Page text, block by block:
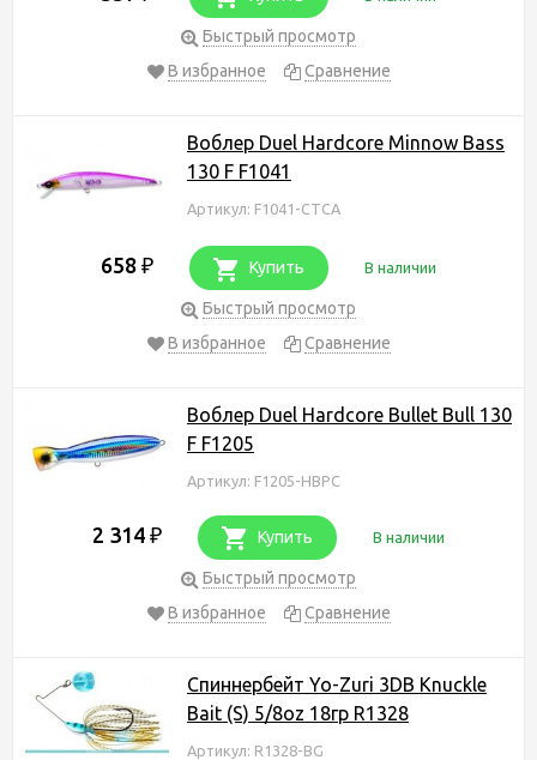
Быстрый просмотр
В избранное
Сравнение
Воблер Duel Hardcore Minnow Bass
130 F F1041
Артикул: F1041-CTCA
658 ₽ Купить В наличии
Быстрый просмотр
В избранное
Сравнение
Воблер Duel Hardcore Bullet Bull 130
F F1205
Артикул: F1205-HBPC
2 314 ₽ Купить В наличии
Быстрый просмотр
В избранное
Сравнение
Спиннербейт Yo-Zuri 3DB Knuckle
Bait (S) 5/8oz 18гр R1328
Артикул: R1328-BG